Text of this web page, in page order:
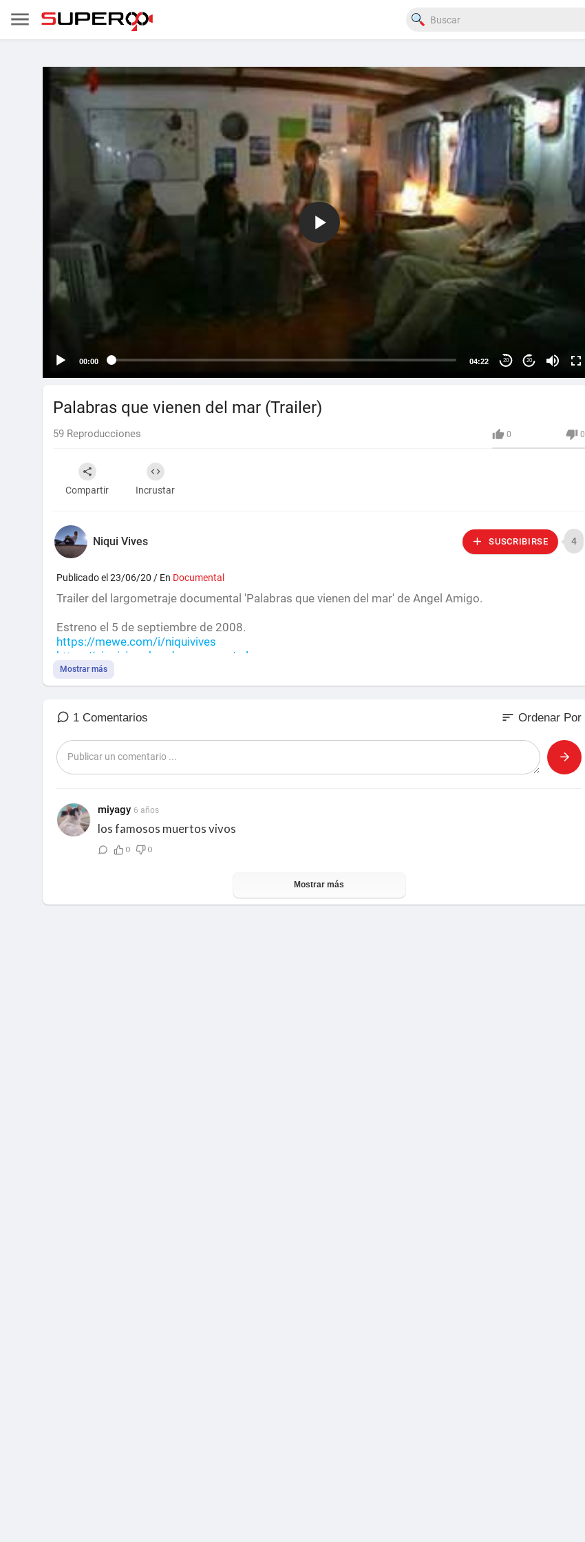
00:00 04:22 20 20
Palabras que vienen del mar (Trailer)
0 0
59 Reproducciones
Compartir Incrustar
Niqui Vives SUSCRIBIRSE 4
Publicado el 23/06/20 / En Documental
Trailer del largometraje documental 'Palabras que vienen del mar' de Angel Amigo.
Estreno el 5 de septiembre de 2008.
https://mewe.com/i/niquivives
https://niquivives.bandcamp.com/releases
https://soundcloud.com/niqui-vives
https://terapiadelsonido.wixsi....te.com/sonordragonfl
Mostrar más
1 Comentarios sort Ordenar Por
miyagy 6 años
los famosos muertos vivos
0 0
Mostrar más